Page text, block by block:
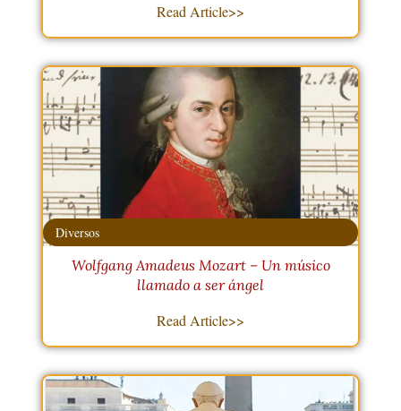
Read Article>>
Diversos
Wolfgang Amadeus Mozart – Un músico
llamado a ser ángel
Read Article>>